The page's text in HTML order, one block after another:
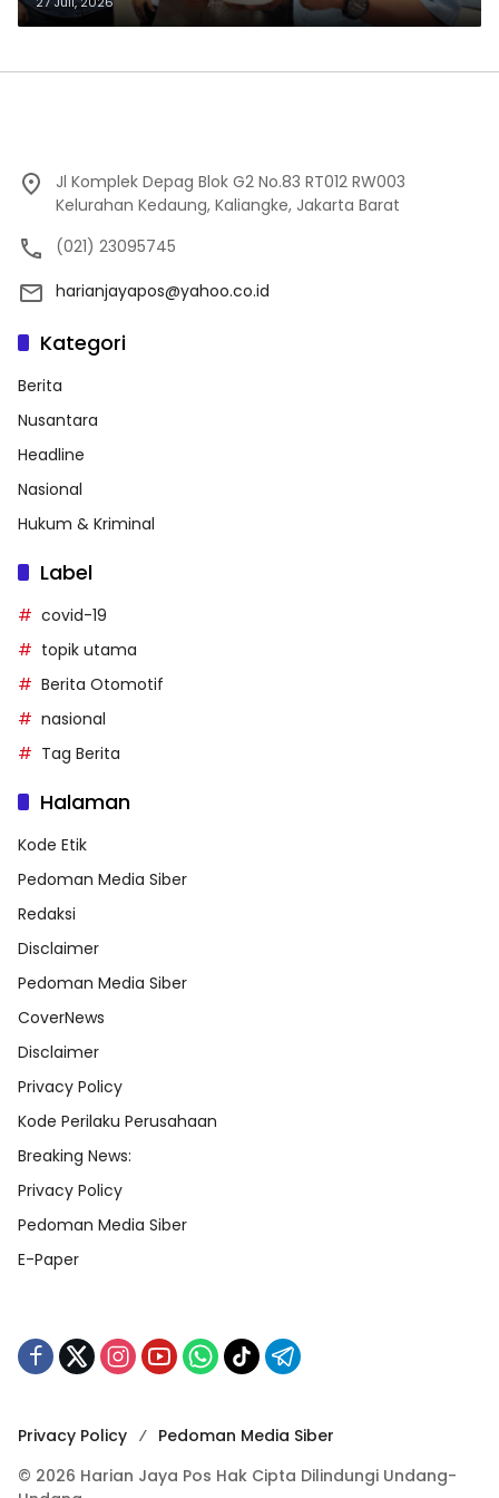
Jl Komplek Depag Blok G2 No.83 RT012 RW003
Kelurahan Kedaung, Kaliangke, Jakarta Barat
(021) 23095745
harianjayapos@yahoo.co.id
Kategori
Berita
Nusantara
Headline
Nasional
Hukum & Kriminal
Label
covid-19
topik utama
Berita Otomotif
nasional
Tag Berita
Halaman
Kode Etik
Pedoman Media Siber
Redaksi
Disclaimer
Pedoman Media Siber
CoverNews
Disclaimer
Privacy Policy
Kode Perilaku Perusahaan
Breaking News:
Privacy Policy
Pedoman Media Siber
E-Paper
Privacy Policy
Pedoman Media Siber
© 2026 Harian Jaya Pos Hak Cipta Dilindungi Undang-